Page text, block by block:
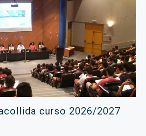
curso 2026/2027